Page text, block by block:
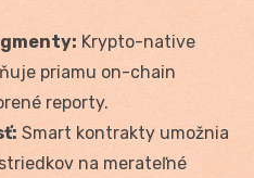
Krypto-native
priamu on-chain
reporty.
Smart kontrakty umožnia
na merateľné